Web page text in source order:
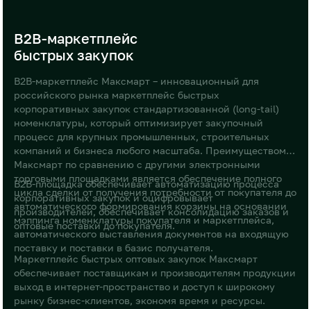
B2B-маркетплейс
быстрых закупок
B2B-маркетплейс Максмарт – инновационный для
российского рынка маркетплейс быстрых
корпоративных закупок стандартизованной (long-tail)
номенклатуры, который оптимизирует закупочный
процесс для крупных промышленных, строительных
компаний и бизнеса любого масштаба. Преимуществом
Максмарт по сравнению с другими электронными
торговыми площадками является обеспечение полного
цикла сделки от получения потребности от покупателя до
автоматического формирования корзины на основании
мэппинга номенклатуры покупателя и маркетплейса,
автоматического выставления документов на входящую
поставку и поставки в базис получателя.
B2B-площадка обеспечивает автоматизацию процесса
корпоративных закупок и оцифровывает
производителей, обеспечивает консолидацию заказов и
оптовые поставки до покупателя.
Маркетплейс быстрых оптовых закупок Максмарт
обеспечивает поставщикам и производителям продукции
выход в интернет-пространство и доступ к широкому
рынку бизнес-клиентов, экономя время и ресурсы.